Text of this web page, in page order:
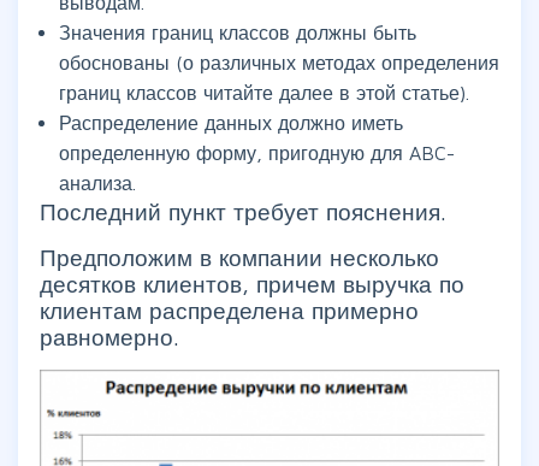
Значения границ классов должны быть
обоснованы (о различных методах определения
границ классов читайте далее в этой статье).
Распределение данных должно иметь
определенную форму, пригодную для ABC-
анализа.
Последний пункт требует пояснения.
Предположим в компании несколько
десятков клиентов, причем выручка по
клиентам распределена примерно
равномерно.